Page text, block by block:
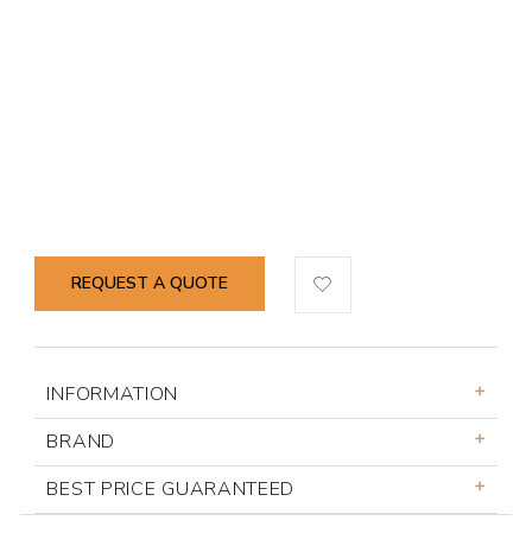
REQUEST A QUOTE
INFORMATION
BRAND
BEST PRICE GUARANTEED